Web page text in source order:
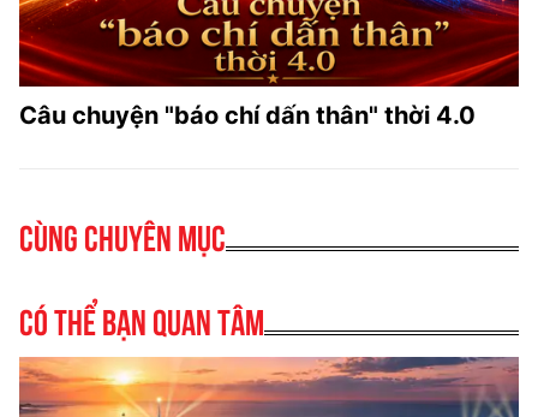
Câu chuyện "báo chí dấn thân" thời 4.0
Cùng chuyên mục
Có thể bạn quan tâm